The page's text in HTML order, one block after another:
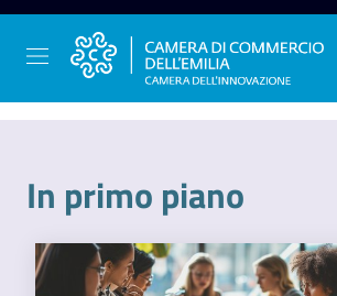
Vai al contenuto
Vai alla navigazione
Vai al footer
Camera
dell'Emilia
In primo piano